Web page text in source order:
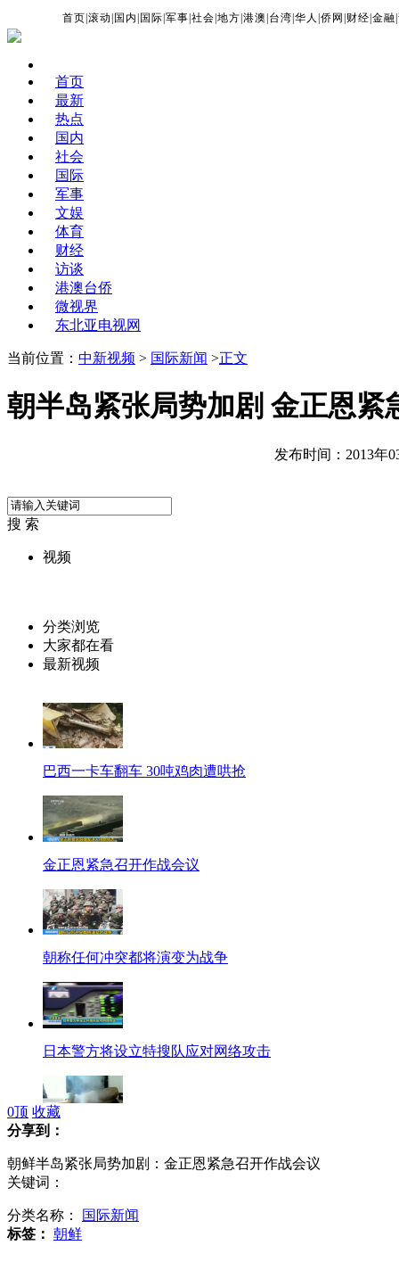
首页 |滚动 国内 国际 |军事 |社会 |地方 |港澳 台湾 |华人 |侨网 财经 |金融 |
首页
最新
热点
国内
社会
国际
军事
文娱
体育
财经
访谈
港澳台侨
微视界
东北亚电视网
当前位置： 中新视频 > 国际新闻 >正文
朝半岛紧张局势加剧 金正恩紧
发布时间：2013年
搜 索
视频
分类浏览
大家都在看
最新视频
巴西一卡车翻车 30吨鸡肉遭哄抢
金正恩紧急召开作战会议
朝称任何冲突都将演变为战争
日本警方将设立特搜队应对网络攻击
权威报告披露长江江豚仅剩千余头
0顶 收藏
分享到：
朝鲜半岛紧张局势加剧：金正恩紧急召开作战会议
关键词：
分类名称：
国际新闻
标签： 朝鲜